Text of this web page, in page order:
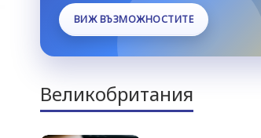
ВИЖ ВЪЗМОЖНОСТИТЕ
Великобритания